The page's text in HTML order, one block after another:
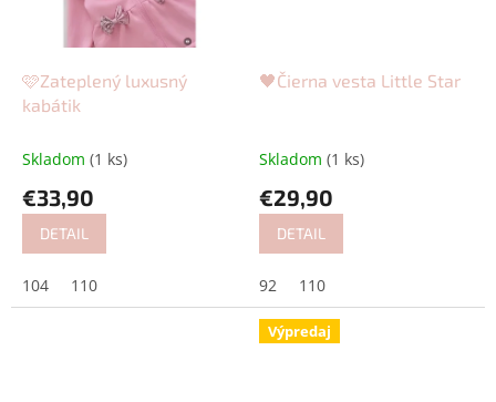
🩷Zateplený luxusný
kabátik
Skladom (1 ks)
€33,90
DETAIL
104 110
🖤Čierna vesta Little Star
Skladom (1 ks)
€29,90
DETAIL
92 110
Výpredaj